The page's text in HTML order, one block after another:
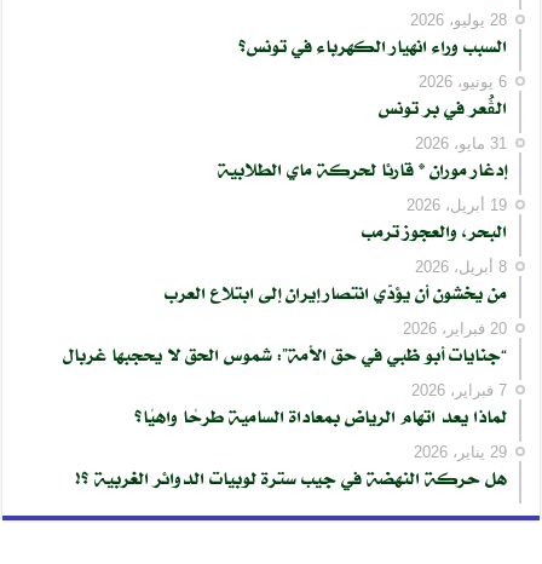
28 يوليو، 2026
السبب وراء انهيار الكهرباء في تونس؟
6 يونيو، 2026
الڨُعر في بر تونس
31 مايو، 2026
إدغار موران * قارئا لحركة ماي الطلابية
19 أبريل، 2026
البحر، والعجوز ترمب
8 أبريل، 2026
من يخشون أن يؤدّي انتصار إيران إلى ابتلاع العرب
20 فبراير، 2026
“جنايات أبو ظبي في حق الأمة”: شموس الحق لا يحجبها غربال
7 فبراير، 2026
لماذا يعد اتهام الرياض بمعاداة السامية طرحًا واهيًا؟
29 يناير، 2026
هل حركة النهضة في جيب سترة لوبيات الدوائر الغربية ؟!